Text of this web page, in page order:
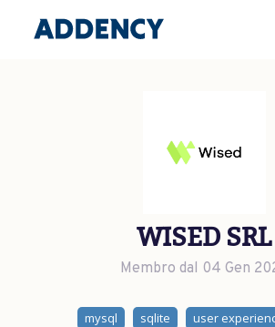
WISED SRL
Membro dal 04 Gen
mysql sqlite
user